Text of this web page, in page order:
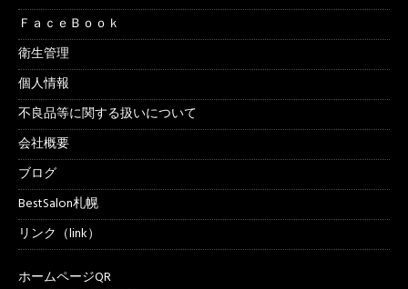
ＦａｃｅＢｏｏｋ
衛生管理
個人情報
不良品等に関する扱いについて
会社概要
ブログ
BestSalon札幌
リンク（link）
ホームページQR